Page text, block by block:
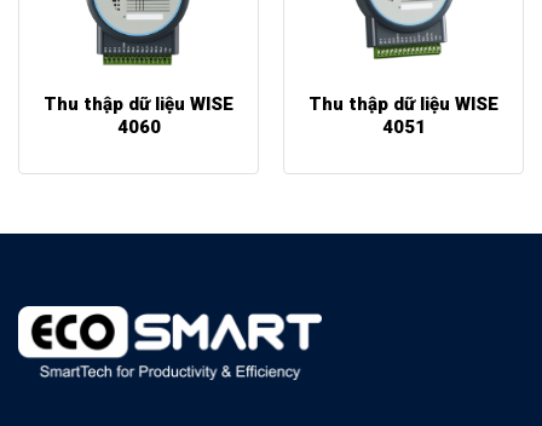
Thu thập dữ liệu WISE
4060
Thu thập dữ liệu WISE
4051